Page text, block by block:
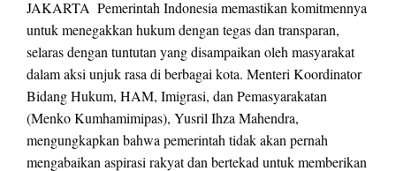
JAKARTA  Pemerintah Indonesia memastikan komitmennya
untuk menegakkan hukum dengan tegas dan transparan,
selaras dengan tuntutan yang disampaikan oleh masyarakat
dalam aksi unjuk rasa di berbagai kota. Menteri Koordinator
Bidang Hukum, HAM, Imigrasi, dan Pemasyarakatan
(Menko Kumhamimipas), Yusril Ihza Mahendra,
mengungkapkan bahwa pemerintah tidak akan pernah
mengabaikan aspirasi rakyat dan bertekad untuk memberikan